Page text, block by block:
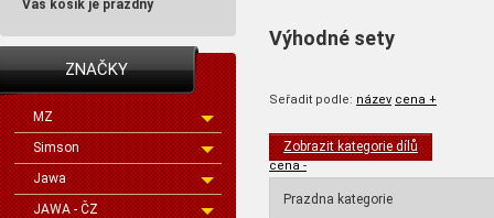
Váš košík je prázdný
ZNAČKY
MZ
Simson
Jawa
JAWA - ČZ
Výhodné sety
Seřadit podle: název cena +
cena -
Zobrazit kategorie dílů
Prazdna kategorie